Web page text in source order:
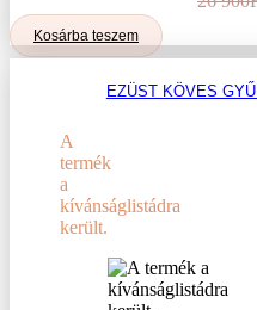
Kosárba teszem
EZÜST KÖVES
A
termék
a
kívánságlistádra
került.